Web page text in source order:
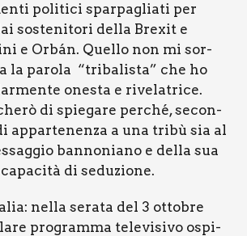
poli­ti­ci spar­pa­glia­ti per
soste­ni­to­ri del­la Bre­xit e
e Orbán. Quel­lo non mi sor­
la paro­la “tri­ba­li­sta” che ho
one­sta e rive­la­tri­ce.
di spie­ga­re per­ché, secon­
appar­te­nen­za a una tri­bù sia al
ban­no­nia­no e del­la sua
di sedu­zio­ne.
nel­la sera­ta del 3 otto­bre
pro­gram­ma tele­vi­si­vo ospi­